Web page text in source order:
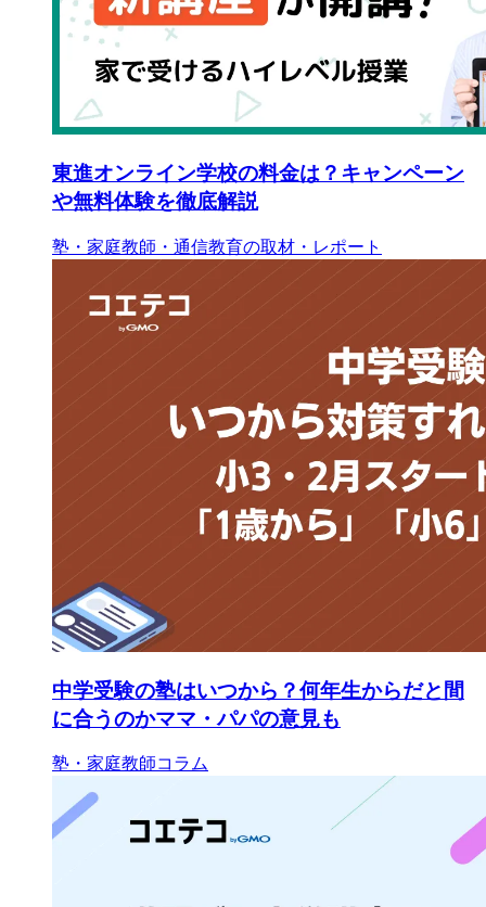
東進オンライン学校の料金は？キャンペーン
や無料体験を徹底解説
塾・家庭教師・通信教育の取材・レポート
中学受験の塾はいつから？何年生からだと間
に合うのかママ・パパの意見も
塾・家庭教師コラム